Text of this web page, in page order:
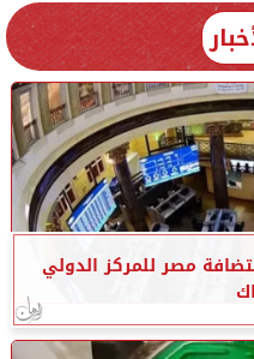
مصر للمركز الدولي